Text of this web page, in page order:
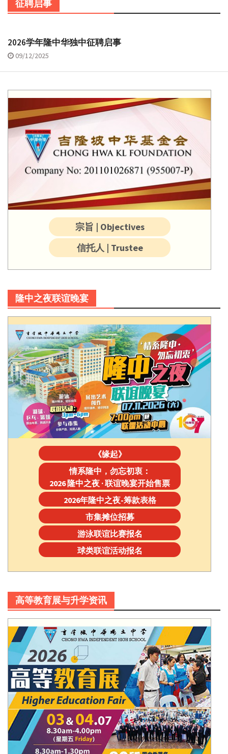
征聘启事
2026学年隆中华独中征聘启事
09/12/2025
宗旨 | Objectives
信托人 | Trustee
隆中之夜联谊晚宴
《缘起》
情系隆中，勿忘初衷：
2026 隆中之夜 · 联谊晚宴开始售票
2026年隆中之夜-筹款表格
市集摊位招募
游泳联谊比赛报名
球类联谊活动报名
高等教育展与升学资讯